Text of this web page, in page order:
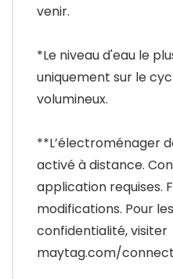
venir.
*Le niveau d'eau le
uniquement sur le
volumineux.
**L’électroménager
activé à distance.
application requises.
modifications. Pour
confidentialité, visiter
maytag.com/